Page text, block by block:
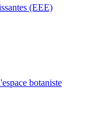
(EEE)
botaniste